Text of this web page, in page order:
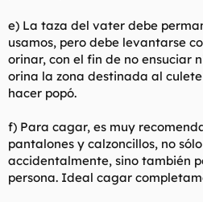
e) La taza del vater debe
usamos, pero debe levantarse
orinar, con el fin de no ensuciar
orina la zona destinada al
hacer popó.
f) Para cagar, es muy
pantalones y calzoncillos, no
accidentalmente, sino también
persona. Ideal cagar